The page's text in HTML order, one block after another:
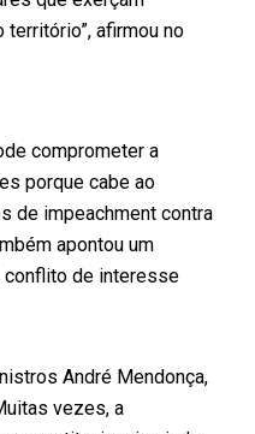
afirmou no
comprometer a
porque cabe ao
de impeachment contra
apontou um
conflito de interesse
André Mendonça,
vezes, a